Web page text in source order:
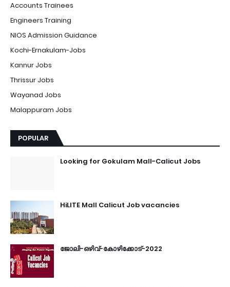
Accounts Trainees
Engineers Training
NIOS Admission Guidance
Kochi-Ernakulam-Jobs
Kannur Jobs
Thrissur Jobs
Wayanad Jobs
Malappuram Jobs
POPULAR
Looking for Gokulam Mall-Calicut Jobs
HiLITE Mall Calicut Job vacancies
ജോലി-ഒഴിവ്-കോഴിക്കോട്-2022